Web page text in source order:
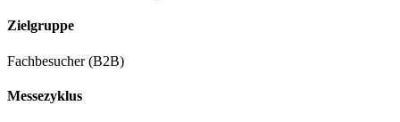
Zielgruppe
Fachbesucher (B2B)
Messezyklus